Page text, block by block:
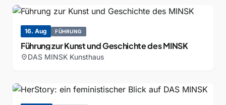
16. Aug FÜHRUNG
Führung zur Kunst und Geschichte des MINSK
location_onDAS MINSK Kunsthaus